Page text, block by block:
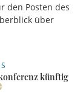
den Posten des
über
künftig